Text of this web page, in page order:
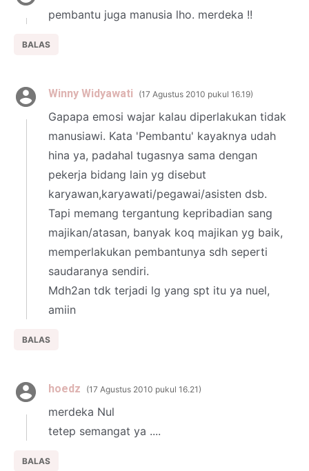
pembantu juga manusia lho. merdeka !!
BALAS
Winny Widyawati 17 Agustus 2010 pukul 16.19
Gapapa emosi wajar kalau diperlakukan tidak
manusiawi. Kata 'Pembantu' kayaknya udah
hina ya, padahal tugasnya sama dengan
pekerja bidang lain yg disebut
karyawan,karyawati/pegawai/asisten dsb.
Tapi memang tergantung kepribadian sang
majikan/atasan, banyak koq majikan yg baik,
memperlakukan pembantunya sdh seperti
saudaranya sendiri.
Mdh2an tdk terjadi lg yang spt itu ya nuel,
amiin
BALAS
hoedz 17 Agustus 2010 pukul 16.21
merdeka Nul
tetep semangat ya ....
BALAS